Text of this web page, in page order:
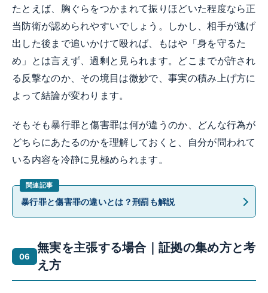
たとえば、胸ぐらをつかまれて振りほどいた程度なら正
当防衛が認められやすいでしょう。しかし、相手が逃げ
出した後まで追いかけて殴れば、もはや「身を守るた
め」とは言えず、過剰と見られます。どこまでが許され
る反撃なのか、その境目は微妙で、事実の積み上げ方に
よって結論が変わります。
そもそも暴行罪と傷害罪は何が違うのか、どんな行為が
どちらにあたるのかを理解しておくと、自分が問われて
いる内容を冷静に見極められます。
暴行罪と傷害罪の違いとは？刑罰も解説
無実を主張する場合｜証拠の集め方と考
え方